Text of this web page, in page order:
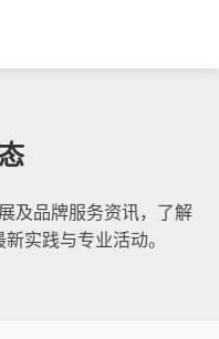
及品牌服务资讯，了解
实践与专业活动。